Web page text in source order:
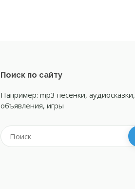
Поиск по сайту
Например: mp3 песенки, аудиосказки,
объявления, игры